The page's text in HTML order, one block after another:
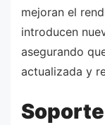
mejoran el
introducen
asegurando
actualizada y